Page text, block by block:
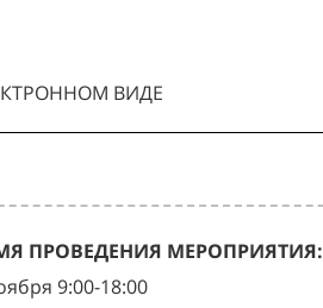
ВИДЕ
ПРОВЕДЕНИЯ МЕРОПРИЯТИЯ:
9:00-18:00